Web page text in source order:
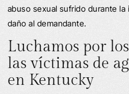
abuso sexual sufrido durante
daño al demandante.
Luchamos por
las víctimas de
en Kentucky